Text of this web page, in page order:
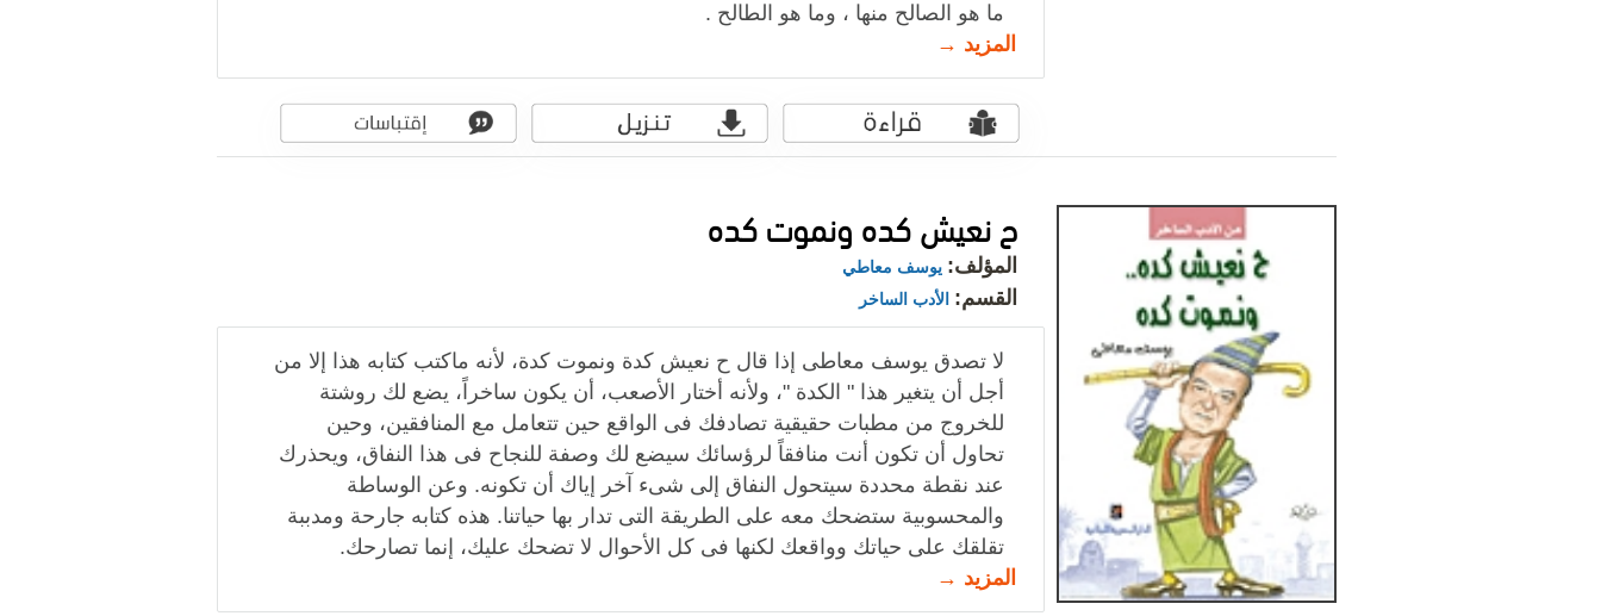
ما هو الصالح منها ، وما هو الطالح .
المزيد →
ح نعيش كده ونموت كده
المؤلف: يوسف معاطي
القسم: الأدب الساخر
لا تصدق يوسف معاطى إذا قال ح نعيش كدة ونموت كدة، لأنه ماكتب كتابه هذا إلا من
أجل أن يتغير هذا " الكدة "، ولأنه أختار الأصعب، أن يكون ساخراً، يضع لك روشتة
للخروج من مطبات حقيقية تصادفك فى الواقع حين تتعامل مع المنافقين، وحين
تحاول أن تكون أنت منافقاً لرؤسائك سيضع لك وصفة للنجاح فى هذا النفاق، ويحذرك
عند نقطة محددة سيتحول النفاق إلى شىء آخر إياك أن تكونه. وعن الوساطة
والمحسوبية ستضحك معه على الطريقة التى تدار بها حياتنا. هذه كتابه جارحة ومدببة
تقلقك على حياتك وواقعك لكنها فى كل الأحوال لا تضحك عليك، إنما تصارحك.
المزيد →